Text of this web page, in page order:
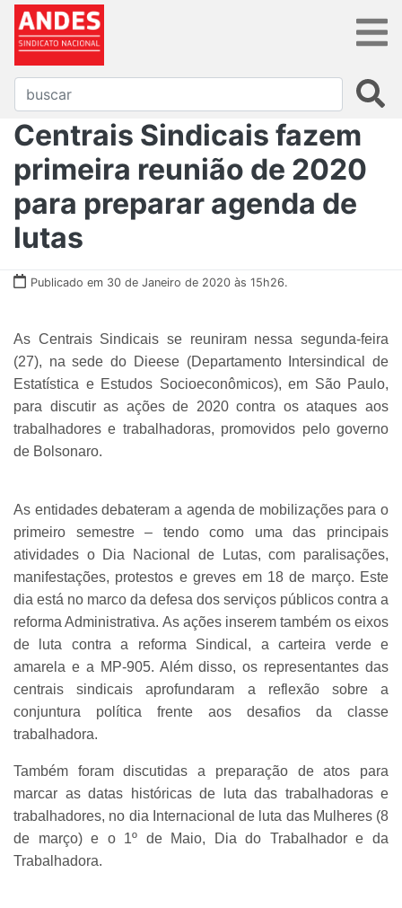
Centrais Sindicais fazem
primeira reunião de 2020
para preparar agenda de
lutas
Publicado em 30 de Janeiro de 2020 às 15h26.
As Centrais Sindicais se reuniram nessa segunda-feira
(27), na sede do Dieese (Departamento Intersindical de
Estatística e Estudos Socioeconômicos), em São Paulo,
para discutir as ações de 2020 contra os ataques aos
trabalhadores e trabalhadoras, promovidos pelo governo
de Bolsonaro.
As entidades debateram a agenda de mobilizações para o
primeiro semestre – tendo como uma das principais
atividades o Dia Nacional de Lutas, com paralisações,
manifestações, protestos e greves em 18 de março. Este
dia está no marco da defesa dos serviços públicos contra a
reforma Administrativa. As ações inserem também os eixos
de luta contra a reforma Sindical, a carteira verde e
amarela e a MP-905. Além disso, os representantes das
centrais sindicais aprofundaram a reflexão sobre a
conjuntura política frente aos desafios da classe
trabalhadora.
Também foram discutidas a preparação de atos para
marcar as datas históricas de luta das trabalhadoras e
trabalhadores, no dia Internacional de luta das Mulheres (8
de março) e o 1º de Maio, Dia do Trabalhador e da
Trabalhadora.